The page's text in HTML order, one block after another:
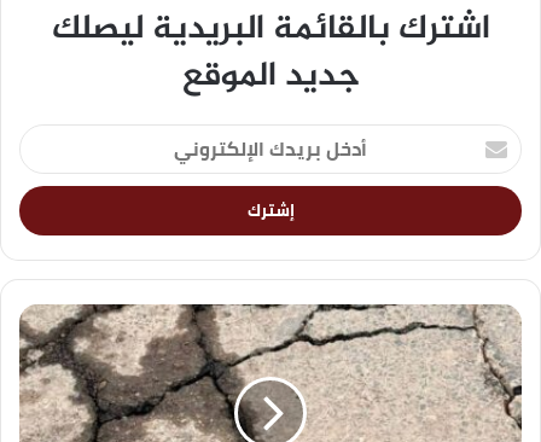
اشترك بالقائمة البريدية ليصلك
جديد الموقع